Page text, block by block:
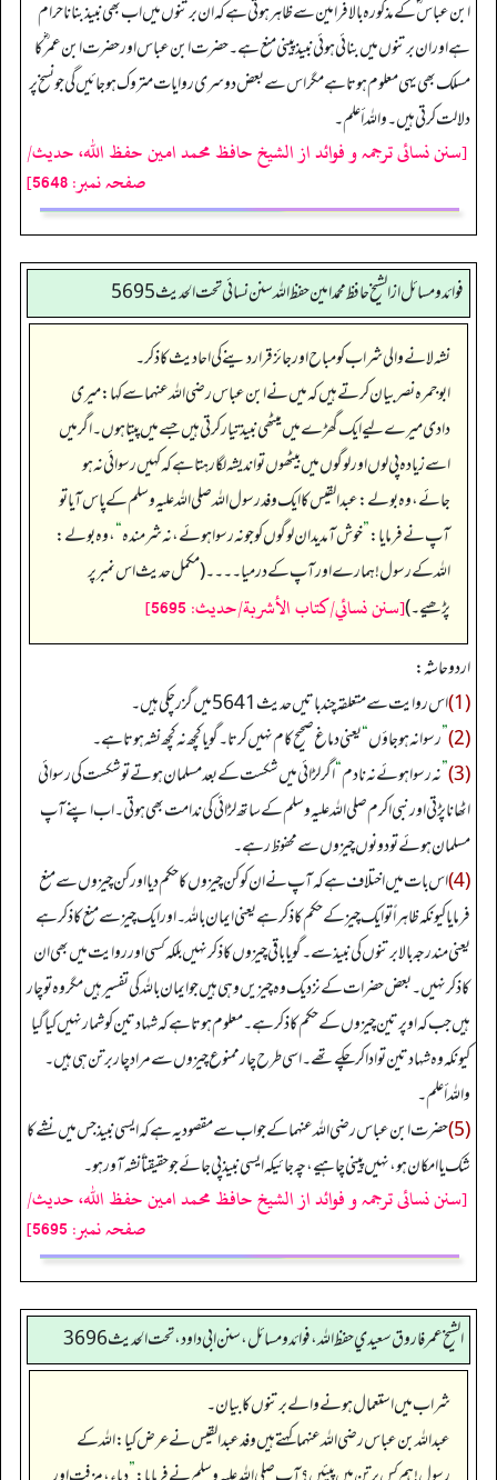
ابن عباس ؓ کےمذکورہ بالا فرامین سے ظاہر ہوتی ہے کہ ان برتنوں میں اب بھی نبیذ بنانا حرام
ہے اور ان برتنوں میں بنائی ہوئی نبیذ پینی منع ہے۔حضرت ابن عباس اور حضرت ابن عمر ؓ کا
مسلک بھی یہی معلوم ہوتا ہے مگر اس سے بعض دوسری روایات متروک ہو جائیں گی جو نسخ پر
دلالت کرتی ہیں۔ واللہ أعلم۔
[سنن نسائی ترجمہ و فوائد از الشیخ حافظ محمد امین حفظ اللہ، حدیث/
صفحہ نمبر: 5648]
فوائد ومسائل از الشيخ حافظ محمد امين حفظ الله سنن نسائي تحت الحديث5695
نشہ لانے والی شراب کو مباح اور جائز قرار دینے کی احادیث کا ذکر۔
ابوجمرہ نصر بیان کرتے ہیں کہ میں نے ابن عباس رضی اللہ عنہما سے کہا: میری
دادی میرے لیے ایک گھڑے میں میٹھی نبیذ تیار کرتی ہیں جسے میں پیتا ہوں۔ اگر میں
اسے زیادہ پی لوں اور لوگوں میں بیٹھوں تو اندیشہ لگا رہتا ہے کہ کہیں رسوائی نہ ہو
جائے، وہ بولے: عبدالقیس کا ایک وفد رسول اللہ صلی اللہ علیہ وسلم کے پاس آیا تو
آپ نے فرمایا:”خوش آمدید ان لوگوں کو جو نہ رسوا ہوئے، نہ شرمندہ“، وہ بولے:
اللہ کے رسول! ہمارے اور آپ کے درمیا۔۔۔۔ (مکمل حدیث اس نمبر پر
پڑھیے۔)[سنن نسائي/كتاب الأشربة/حدیث: 5695]
اردو حاشہ:
(1) اس روایت سے متعلقہ چند باتیں حدیث 5641 میں گزرچکی ہیں۔
(2)
”رسوا نہ ہو جاؤں“یعنی دماغ صحیح کام نہیں کرتا۔ گویا کچھ نہ کچھ نشہ ہوتا ہے۔
(3)
”نہ رسوا ہوئے نہ نادم“اگر لڑائی میں شکست کے بعد مسلمان ہوتے تو شکست کی رسوائی
اٹھانا پڑتی اور نبی اکرم صلی اللہ علیہ وسلم کے ساتھ لڑائی کی ندامت بھی ہوتی۔ اب اپنے آپ
مسلمان ہوئے تو دونوں چیزوں سے محفوظ رہے۔
(4) اس با ت میں اختلاف ہے کہ آپ نے ان کو کن چیزوں کا حکم دیا اور کن چیزوں سے منع
فرمایا کیونکہ ظاہراً تو ایک چیز کے حکم کا ذکر ہے یعنی ایمان باللہ۔ اور ایک چیز سے منع کا ذکر ہے
یعنی مندرجہ بالا برتنوں کی نبیذ سے۔ گویا باقی چیزوں کا ذکر نہیں بلکہ کسی اور روایت میں بھی ان
کا ذکر نہیں۔ بعض حضرات کے نزدیک وہ چیزیں وہی ہیں جو ایمان باللہ کی تفسیر ہیں مگر وہ تو چار
ہیں جب کہ اوپر تین چیزوں کے حکم کا ذکر ہے۔ معلوم ہوتا ہے کہ شہادتین کو شمار نہیں کیا گیا
کیونکہ وہ شہادتین تو ادا کر چکے تھے۔ اسی طرح چار ممنوع چیزوں سے مراد چار برتن ہی ہیں۔
واللہ أعلم۔
(5) حضرت ابن عباس رضی اللہ عنہما کے جواب سے مقصود یہ ہے کہ ایسی نبیذ جس میں نشے کا
شک یا امکان ہو، نہیں پینی چاہیے، چہ جائیکہ ایسی نبیذ پی جائے جو حقیقتاً نشہ آور ہو۔
[سنن نسائی ترجمہ و فوائد از الشیخ حافظ محمد امین حفظ اللہ، حدیث/
صفحہ نمبر: 5695]
الشيخ عمر فاروق سعيدي حفظ الله، فوائد و مسائل، سنن ابي داود ، تحت الحديث 3696
شراب میں استعمال ہونے والے برتنوں کا بیان۔
عبداللہ بن عباس رضی اللہ عنہما کہتے ہیں وفد عبدالقیس نے عرض کیا: اللہ کے